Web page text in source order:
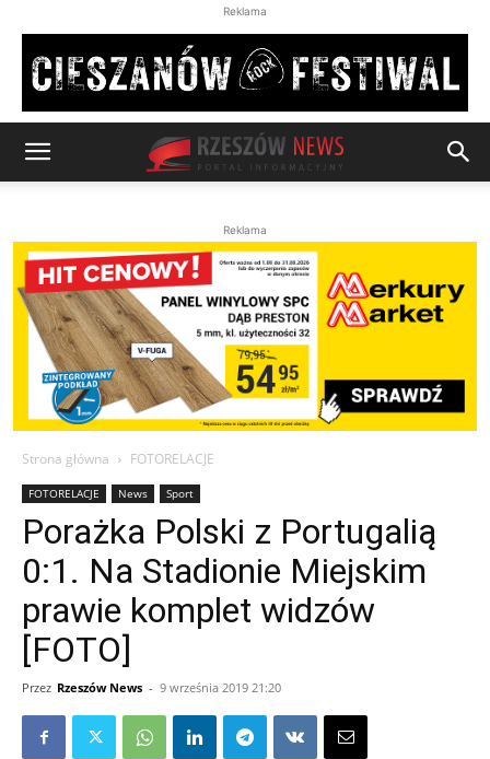
Reklama
Reklama
Strona główna FOTORELACJE
FOTORELACJE News Sport
Porażka Polski z Portugalią
0:1. Na Stadionie Miejskim
prawie komplet widzów
[FOTO]
Przez Rzeszów News - 9 września 2019 21:20